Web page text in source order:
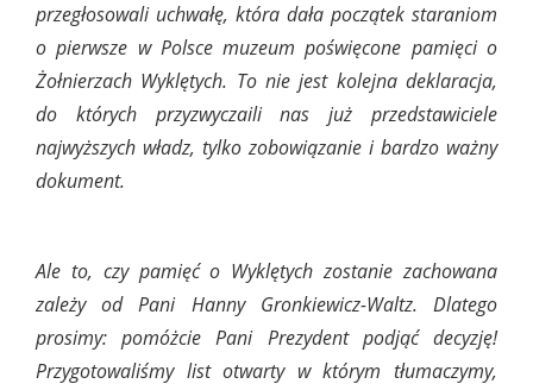
przegłosowali uchwałę, która dała początek staraniom
o pierwsze w Polsce muzeum poświęcone pamięci o
Żołnierzach Wyklętych. To nie jest kolejna deklaracja,
do których przyzwyczaili nas już przedstawiciele
najwyższych władz, tylko zobowiązanie i bardzo ważny
dokument.
Ale to, czy pamięć o Wyklętych zostanie zachowana
zależy od Pani Hanny Gronkiewicz-Waltz. Dlatego
prosimy: pomóżcie Pani Prezydent podjąć decyzję!
Przygotowaliśmy list otwarty w którym tłumaczymy,